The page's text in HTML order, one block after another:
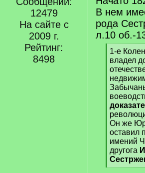
12479
На сайте с
2009 г.
Рейтинг:
8498
В нем
рода
л.10 об.-
[
q
]
1-е
владел
Он же
оставил
имений
другога
[